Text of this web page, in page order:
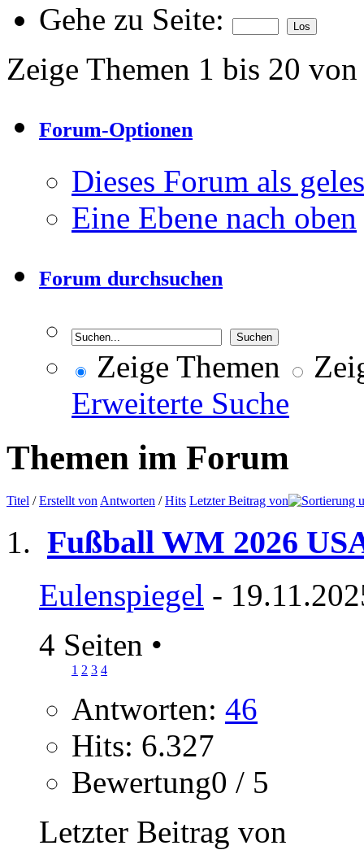
Gehe zu Seite:
Zeige Themen 1 bis 20
Forum-Optionen
Dieses Forum als
Eine Ebene nach oben
Forum durchsuchen
Zeige Themen
Erweiterte Suche
Themen im Forum
Titel /Erstellt von Antworten /Hits Letzter Beitrag von
Fußball WM 2026
Eulenspiegel -
4 Seiten •
1 2 3 4
Antworten: 46
Hits: 6.327
Bewertung0 / 5
Letzter Beitrag von